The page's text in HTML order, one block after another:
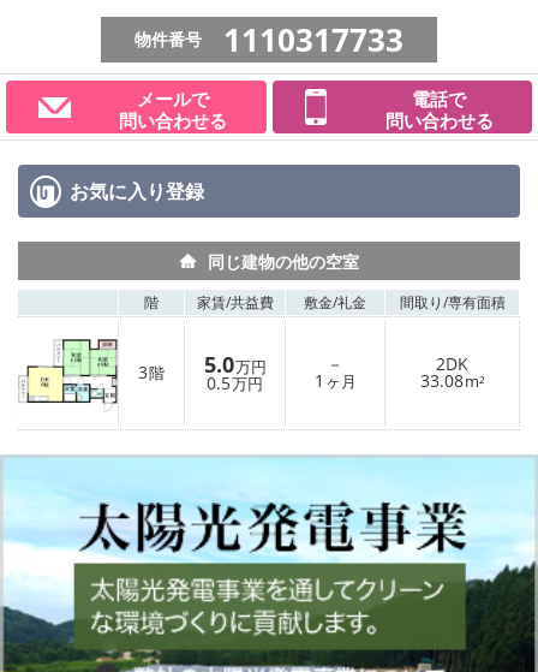
物件番号 1110317733
メールで
問い合わせる
電話で
問い合わせる
お気に入り登録
同じ建物の他の空室
階 家賃/共益費 敷金/礼金 間取り/専有面積
3階 5.0万円
0.5万円
－
1 ヶ月
2DK
33.08m²